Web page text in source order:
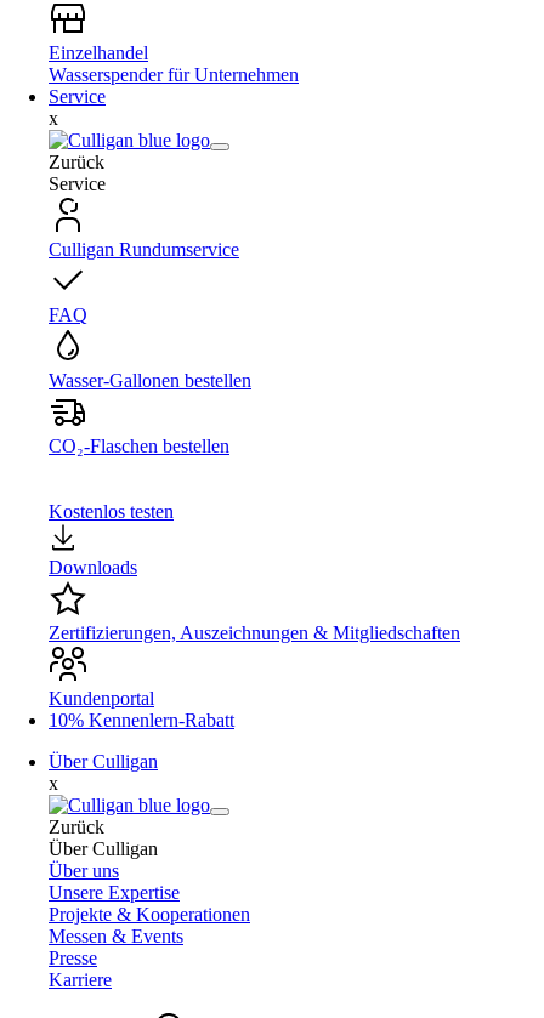
Einzelhandel
Wasserspender für Unternehmen
Service
x
Zurück
Service
Culligan Rundumservice
FAQ
Wasser-Gallonen bestellen
CO₂-Flaschen bestellen
Kostenlos testen
Downloads
Zertifizierungen, Auszeichnungen & Mitgliedschaften
Kundenportal
10% Kennenlern-Rabatt
Über Culligan
x
Zurück
Über Culligan
Über uns
Unsere Expertise
Projekte & Kooperationen
Messen & Events
Presse
Karriere